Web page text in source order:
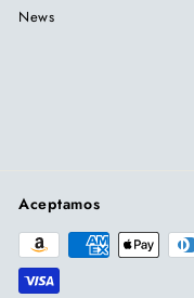
News
Aceptamos